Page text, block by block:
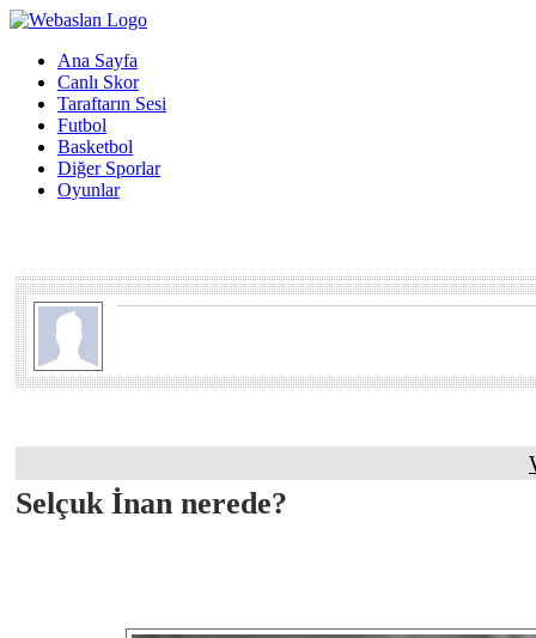
Ana Sayfa
Canlı Skor
Taraftarın Sesi
Futbol
Basketbol
Diğer Sporlar
Oyunlar
Selçuk İnan nerede?